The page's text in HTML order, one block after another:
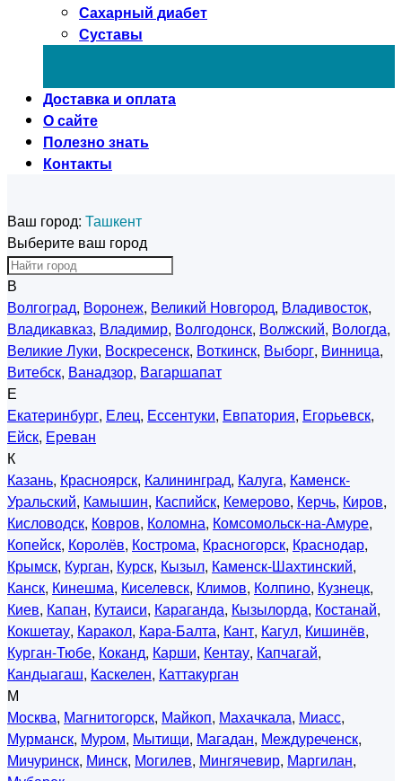
Сахарный диабет
Суставы
Доставка и оплата
О сайте
Полезно знать
Контакты
Ваш город: Ташкент
Выберите ваш город
В
Волгоград, Воронеж, Великий Новгород, Владивосток,
Владикавказ, Владимир, Волгодонск, Волжский, Вологда,
Великие Луки, Воскресенск, Воткинск, Выборг, Винница,
Витебск, Ванадзор, Вагаршапат
Е
Екатеринбург, Елец, Ессентуки, Евпатория, Егорьевск,
Ейск, Ереван
К
Казань, Красноярск, Калининград, Калуга, Каменск-
Уральский, Камышин, Каспийск, Кемерово, Керчь, Киров,
Кисловодск, Ковров, Коломна, Комсомольск-на-Амуре,
Копейск, Королёв, Кострома, Красногорск, Краснодар,
Крымск, Курган, Курск, Кызыл, Каменск-Шахтинский,
Канск, Кинешма, Киселевск, Климов, Колпино, Кузнецк,
Киев, Капан, Кутаиси, Караганда, Кызылорда, Костанай,
Кокшетау, Каракол, Кара-Балта, Кант, Кагул, Кишинёв,
Курган-Тюбе, Коканд, Карши, Кентау, Капчагай,
Кандыагаш, Каскелен, Каттакурган
М
Москва, Магнитогорск, Майкоп, Махачкала, Миасс,
Мурманск, Муром, Мытищи, Магадан, Междуреченск,
Мичуринск, Минск, Могилев, Мингячевир, Маргилан,